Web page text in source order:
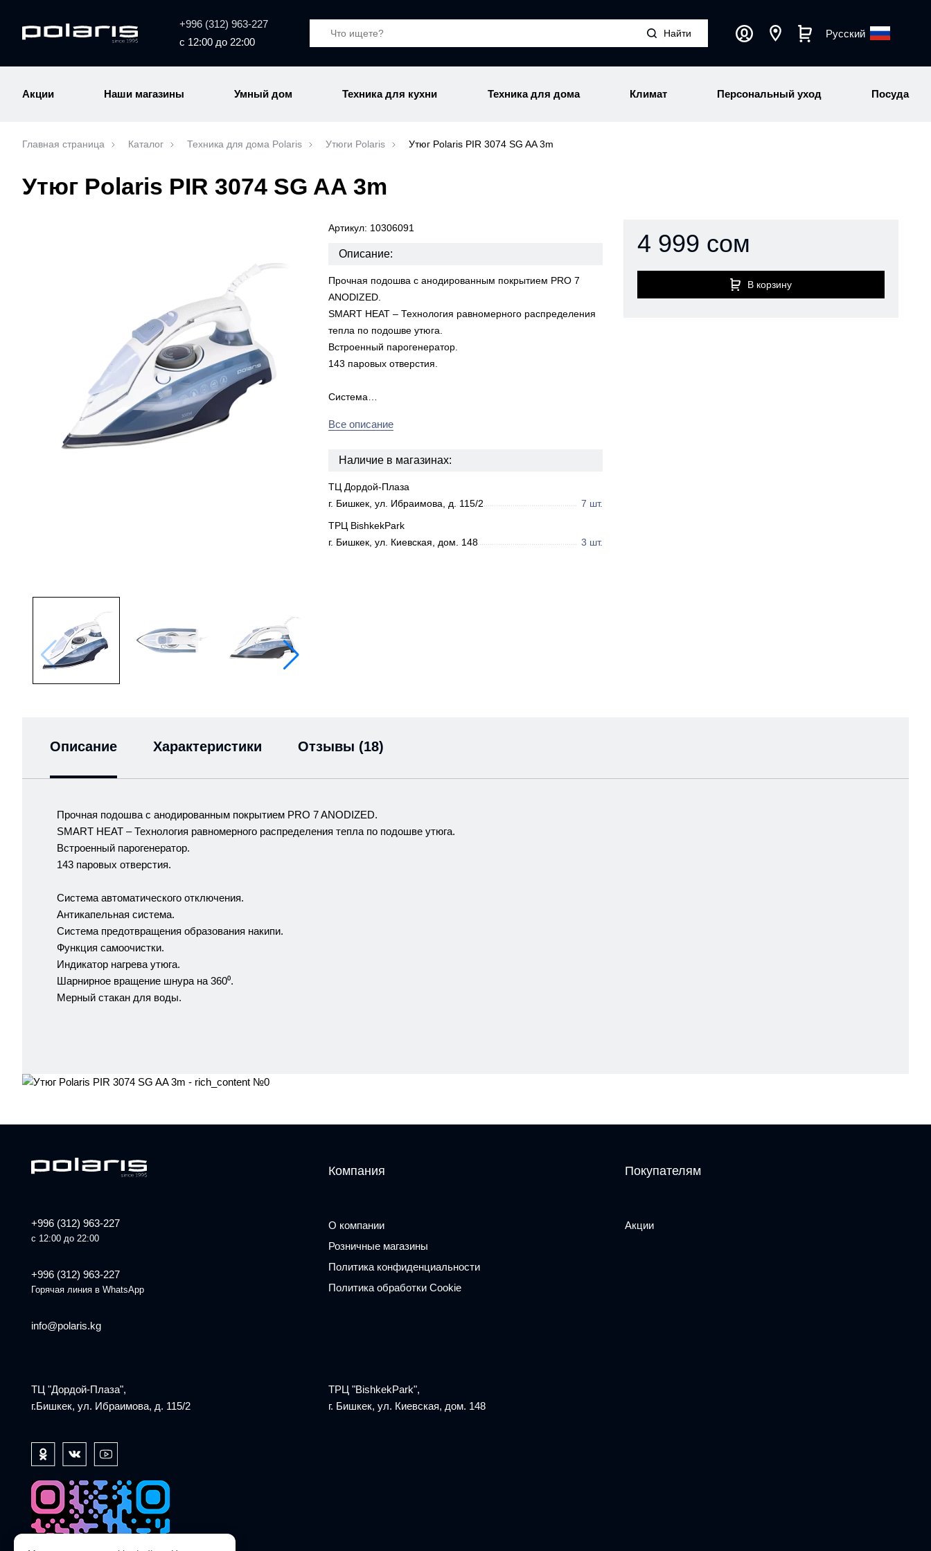
+996 (312) 963-227
с 12:00 до 22:00
Русский
Акции Наши магазины Умный дом Техника для кухни Техника для дома Климат Персональный уход Посуда
Главная страница Каталог Техника для дома Polaris Утюги Polaris Утюг Polaris PIR 3074 SG AA 3m
Утюг Polaris PIR 3074 SG AA 3m
Артикул: 10306091
Описание:
Прочная подошва с анодированным покрытием PRO 7
ANODIZED.
SMART HEAT – Технология равномерного распределения
тепла по подошве утюга.
Встроенный парогенератор.
143 паровых отверстия.
Система…
Все описание
Наличие в магазинах:
ТЦ Дордой-Плаза
г. Бишкек, ул. Ибраимова, д. 115/2
7 шт.
ТРЦ BishkekPark
г. Бишкек, ул. Киевская, дом. 148
3 шт.
4 999 сом
В корзину
Описание Характеристики Отзывы (18)
Прочная подошва с анодированным покрытием PRO 7 ANODIZED.
SMART HEAT – Технология равномерного распределения тепла по подошве утюга.
Встроенный парогенератор.
143 паровых отверстия.
Система автоматического отключения.
Антикапельная система.
Система предотвращения образования накипи.
Функция самоочистки.
Индикатор нагрева утюга.
Шарнирное вращение шнура на 360⁰.
Мерный стакан для воды.
+996 (312) 963-227
с 12:00 до 22:00
+996 (312) 963-227
Горячая линия в WhatsApp
info@polaris.kg
Компания
О компании
Розничные магазины
Политика конфиденциальности
Политика обработки Cookie
Покупателям
Акции
ТЦ "Дордой-Плаза",
г.Бишкек, ул. Ибраимова, д. 115/2
ТРЦ "BishkekPark",
г. Бишкек, ул. Киевская, дом. 148